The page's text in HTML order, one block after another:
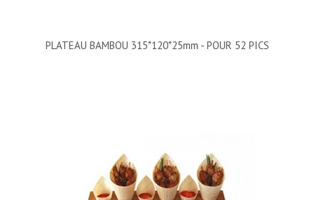
PLATEAU BAMBOU 315*120*25mm - POUR 52 PICS